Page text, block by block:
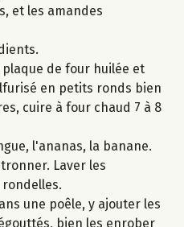
et les amandes
de four huilée et
en petits ronds bien
cuire à four chaud 7 à 8
l'ananas, la banane.
Laver les
une poêle, y ajouter les
bien les enrober